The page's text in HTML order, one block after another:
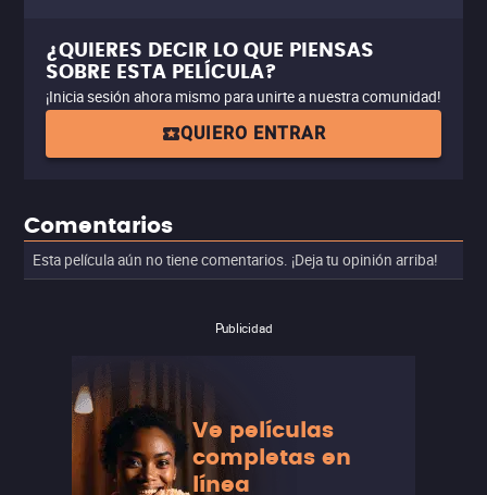
¿QUIERES DECIR LO QUE PIENSAS
SOBRE ESTA PELÍCULA?
¡Inicia sesión ahora mismo para unirte a nuestra comunidad!
QUIERO ENTRAR
Comentarios
Esta película aún no tiene comentarios. ¡Deja tu opinión arriba!
Publicidad
Ve películas
completas en
línea